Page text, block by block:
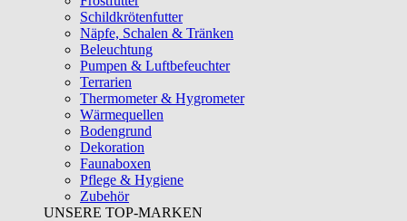
Schildkrötenfutter
Näpfe, Schalen & Tränken
Beleuchtung
Pumpen & Luftbefeuchter
Terrarien
Thermometer & Hygrometer
Wärmequellen
Bodengrund
Dekoration
Faunaboxen
Pflege & Hygiene
Zubehör
UNSERE TOP-MARKEN